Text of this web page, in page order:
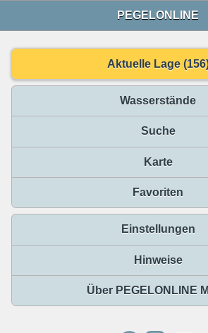
PEGELONLINE
Aktuelle Lage
Wasserstände
Suche
Karte
Favoriten
Einstellungen
Hinweise
Über PEGELONLINE